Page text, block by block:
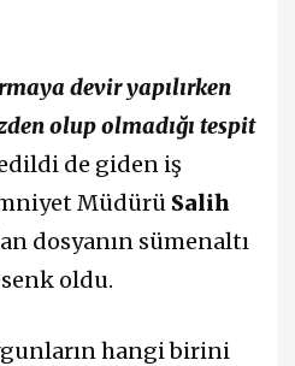
devir yapılırken
olup olmadığı tespit
de giden iş
Müdürü Salih
dosyanın sümenaltı
oldu.
hangi birini